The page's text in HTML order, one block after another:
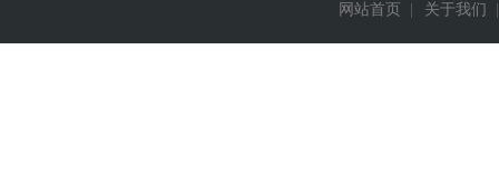
网站首页 关于我们